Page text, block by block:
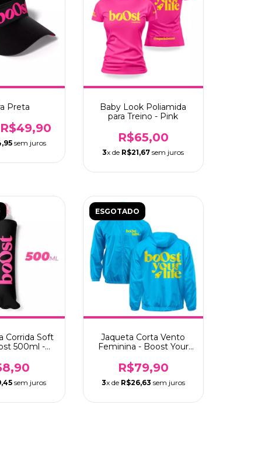
Preta
R$49,90
sem juros
Baby Look Poliamida
para Treino - Pink
R$65,00
3x de R$21,67 sem juros
Corrida Soft
500ml -
sem juros
ESGOTADO
Jaqueta Corta Vento
Feminina - Boost Your
R$79,90
3x de R$26,63 sem juros